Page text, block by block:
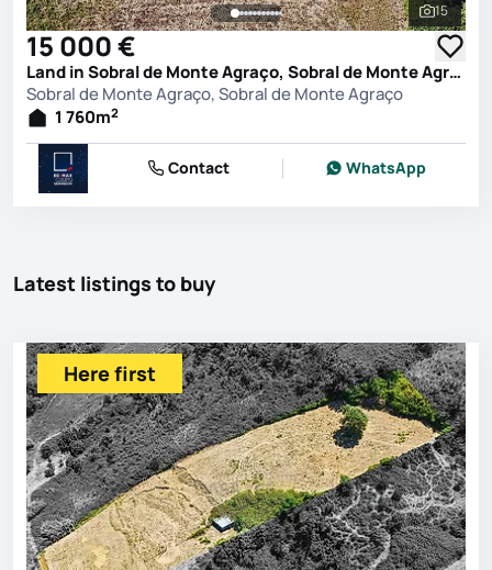
See all
15
15 000 €
Land in Sobral de Monte Agraço, Sobral de Monte Agraço
Sobral de Monte Agraço, Sobral de Monte Agraço
1 760m2
Contact WhatsApp
Latest listings to buy
Here first